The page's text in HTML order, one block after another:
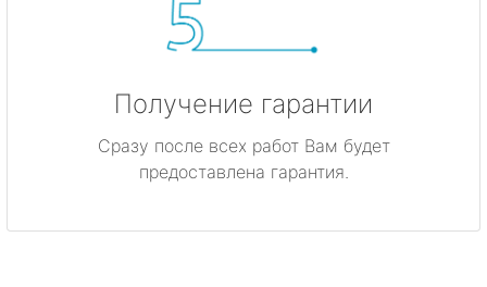
Получение гарантии
Сразу после всех работ Вам будет
предоставлена гарантия.